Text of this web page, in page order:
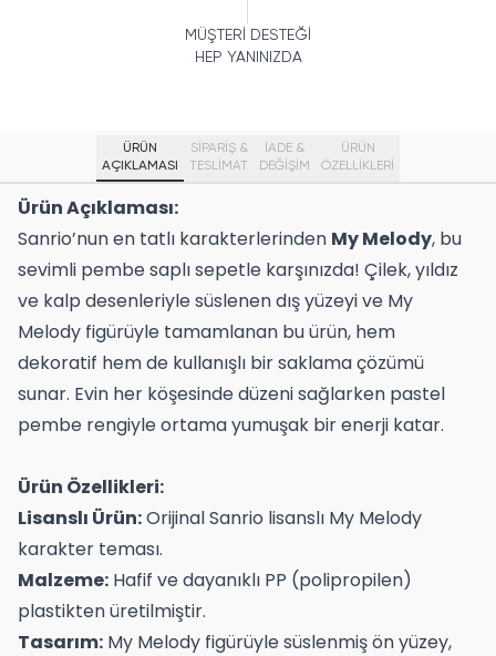
MÜŞTERİ DESTEĞİ
HEP YANINIZDA
ÜRÜN
AÇIKLAMASI
SİPARİŞ &
TESLİMAT
İADE &
DEĞİŞİM
ÜRÜN
ÖZELLIKLERI
Ürün Açıklaması:
Sanrio’nun en tatlı karakterlerinden My Melody, bu
sevimli pembe saplı sepetle karşınızda! Çilek, yıldız
ve kalp desenleriyle süslenen dış yüzeyi ve My
Melody figürüyle tamamlanan bu ürün, hem
dekoratif hem de kullanışlı bir saklama çözümü
sunar. Evin her köşesinde düzeni sağlarken pastel
pembe rengiyle ortama yumuşak bir enerji katar.
Ürün Özellikleri:
Lisanslı Ürün:Orijinal Sanrio lisanslı My Melody
karakter teması.
Malzeme: Hafif ve dayanıklı PP (polipropilen)
plastikten üretilmiştir.
Tasarım: My Melody figürüyle süslenmiş ön yüzey,